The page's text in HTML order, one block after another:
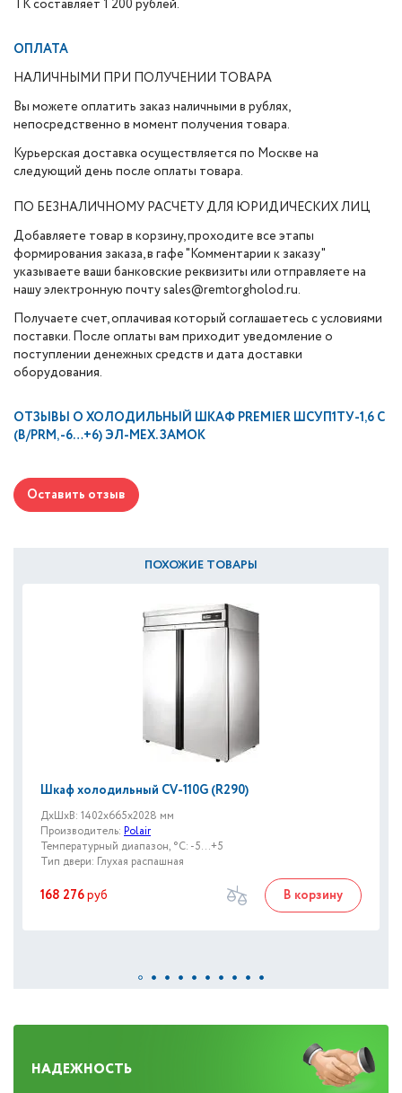
ТК составляет 1 200 рублей.
ОПЛАТА
НАЛИЧНЫМИ ПРИ ПОЛУЧЕНИИ ТОВАРА
Вы можете оплатить заказ наличными в рублях,
непосредственно в момент получения товара.
Курьерская доставка осуществляется по Москве на
следующий день после оплаты товара.
ПО БЕЗНАЛИЧНОМУ РАСЧЕТУ ДЛЯ ЮРИДИЧЕСКИХ ЛИЦ
Добавляете товар в корзину, проходите все этапы
формирования заказа, в гафе "Комментарии к заказу"
указываете ваши банковские реквизиты или отправляете на
нашу электронную почту sales@remtorgholod.ru.
Получаете счет, оплачивая который соглашаетесь с условиями
поставки. После оплаты вам приходит уведомление о
поступлении денежных средств и дата доставки
оборудования.
ОТЗЫВЫ О ХОЛОДИЛЬНЫЙ ШКАФ PREMIER ШСУП1ТУ-1,6 С
(В/PRM, -6…+6) ЭЛ-МЕХ. ЗАМОК
Оставить отзыв
ПОХОЖИЕ ТОВАРЫ
Шкаф холодильный CV-110G (R290)
ДxШxВ: 1402x665x2028 мм
Производитель: Polair
Температурный диапазон, °C: -5...+5
Тип двери: Глухая распашная
168 276руб В корзину
НАДЕЖНОСТЬ